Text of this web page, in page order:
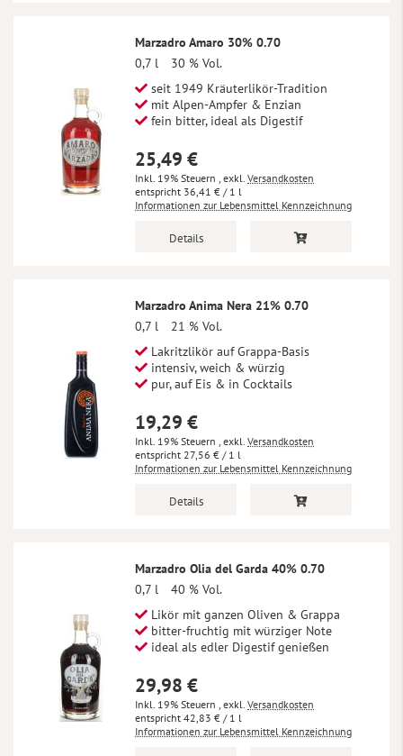
Marzadro Amaro 30% 0.70
0,7 l
30 % Vol.
seit 1949 Kräuterlikör-Tradition
mit Alpen-Ampfer & Enzian
fein bitter, ideal als Digestif
25,49 €
Inkl. 19% Steuern , exkl. Versandkosten
36,41 € / 1 l
Informationen zur Lebensmittel Kennzeichnung
Details
Marzadro Anima Nera 21% 0.70
0,7 l
21 % Vol.
Lakritzlikör auf Grappa-Basis
intensiv, weich & würzig
pur, auf Eis & in Cocktails
19,29 €
Inkl. 19% Steuern , exkl. Versandkosten
27,56 € / 1 l
Informationen zur Lebensmittel Kennzeichnung
Details
Marzadro Olia del Garda 40% 0.70
0,7 l
40 % Vol.
Likör mit ganzen Oliven & Grappa
bitter-fruchtig mit würziger Note
ideal als edler Digestif genießen
29,98 €
Inkl. 19% Steuern , exkl. Versandkosten
42,83 € / 1 l
Informationen zur Lebensmittel Kennzeichnung